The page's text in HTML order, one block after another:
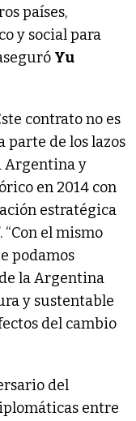
países,
y social para
Yu
contrato no es
parte de los lazos
Argentina y
en 2014 con
estratégica
el mismo
podamos
la Argentina
y sustentable
del cambio
del
entre